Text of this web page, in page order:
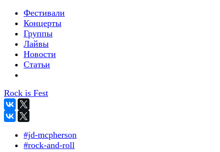
Фестивали
Концерты
Группы
Лайвы
Новости
Статьи
Rock is Fest
#jd-mcpherson
#rock-and-roll